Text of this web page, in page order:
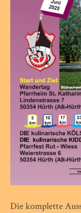
Die komplette